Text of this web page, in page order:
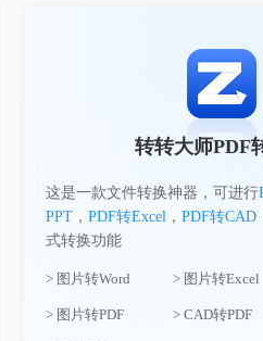
转转大师PDF
这是一款文件转换神器，可进行
PPT， PDF转Excel， PDF转CAD
式转换功能
> 图片转Word > 图片转Excel
> 图片转PDF > CAD转PDF